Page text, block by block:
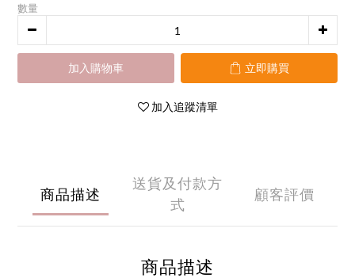
數量
加入購物車 立即購買
加入追蹤清單
商品描述
送貨及付款方
式
顧客評價
商品描述